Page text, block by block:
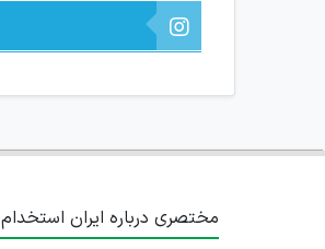
مختصری درباره ایران استخدام